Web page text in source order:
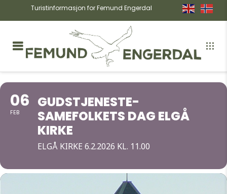
Turistinformasjon for Femund Engerdal
06
FEB
GUDSTJENESTE-
SAMEFOLKETS DAG ELGÅ
KIRKE
ELGÅ KIRKE 6.2.2026 KL. 11.00